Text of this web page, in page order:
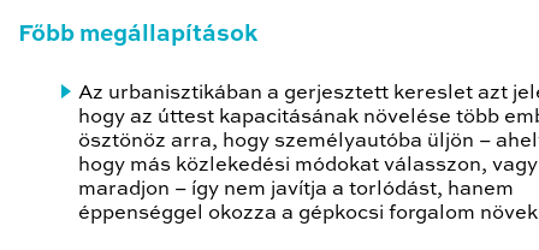
Főbb megállapítások
Az urbanisztikában a gerjesztett kereslet azt
hogy az úttest kapacitásának növelése több
ösztönöz arra, hogy személyautóba üljön –
hogy más közlekedési módokat válasszon,
maradjon – így nem javítja a torlódást, hanem
éppenséggel okozza a gépkocsi forgalom